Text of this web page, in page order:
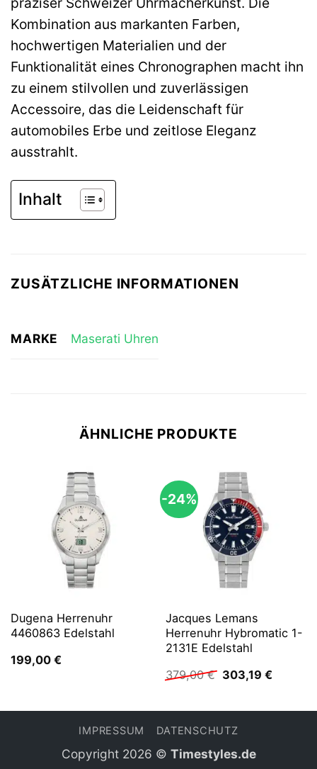
Kombination aus markanten Farben,
hochwertigen Materialien und der
Funktionalität eines Chronographen macht ihn
zu einem stilvollen und zuverlässigen
Accessoire, das die Leidenschaft für
automobiles Erbe und zeitlose Eleganz
ausstrahlt.
Inhalt
ZUSÄTZLICHE INFORMATIONEN
MARKE Maserati Uhren
ÄHNLICHE PRODUKTE
Dugena Herrenuhr
4460863 Edelstahl
199,00 €
-24%
Jacques Lemans
Herrenuhr Hybromatic 1-
2131E Edelstahl
379,00€ Ursprünglicher
Preis
379,00 €
303,19 €
303,19
IMPRESSUM DATENSCHUTZ
Copyright 2026 © Timestyles.de